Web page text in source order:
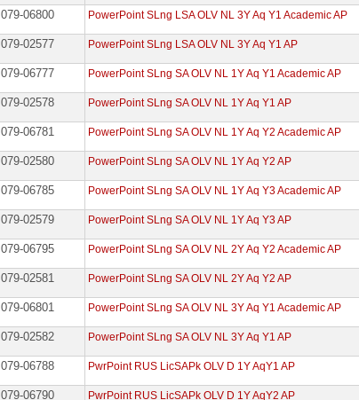
079-06800 PowerPoint SLng LSA OLV NL 3Y Aq Y1 Academic AP
079-02577 PowerPoint SLng LSA OLV NL 3Y Aq Y1 AP
079-06777 PowerPoint SLng SA OLV NL 1Y Aq Y1 Academic AP
079-02578 PowerPoint SLng SA OLV NL 1Y Aq Y1 AP
079-06781 PowerPoint SLng SA OLV NL 1Y Aq Y2 Academic AP
079-02580 PowerPoint SLng SA OLV NL 1Y Aq Y2 AP
079-06785 PowerPoint SLng SA OLV NL 1Y Aq Y3 Academic AP
079-02579 PowerPoint SLng SA OLV NL 1Y Aq Y3 AP
079-06795 PowerPoint SLng SA OLV NL 2Y Aq Y2 Academic AP
079-02581 PowerPoint SLng SA OLV NL 2Y Aq Y2 AP
079-06801 PowerPoint SLng SA OLV NL 3Y Aq Y1 Academic AP
079-02582 PowerPoint SLng SA OLV NL 3Y Aq Y1 AP
079-06788 PwrPoint RUS LicSAPk OLV D 1Y AqY1 AP
079-06790 PwrPoint RUS LicSAPk OLV D 1Y AqY2 AP